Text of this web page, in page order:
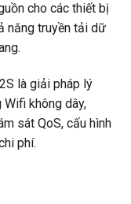
cho các thiết bị
năng truyền tải dữ
là giải pháp lý
không dây,
sát QoS, cấu hình
phí.